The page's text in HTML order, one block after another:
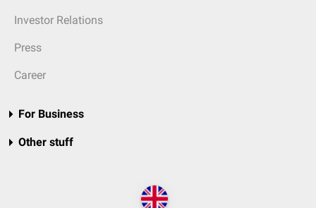
Investor Relations
Press
Career
For Business
Other stuff